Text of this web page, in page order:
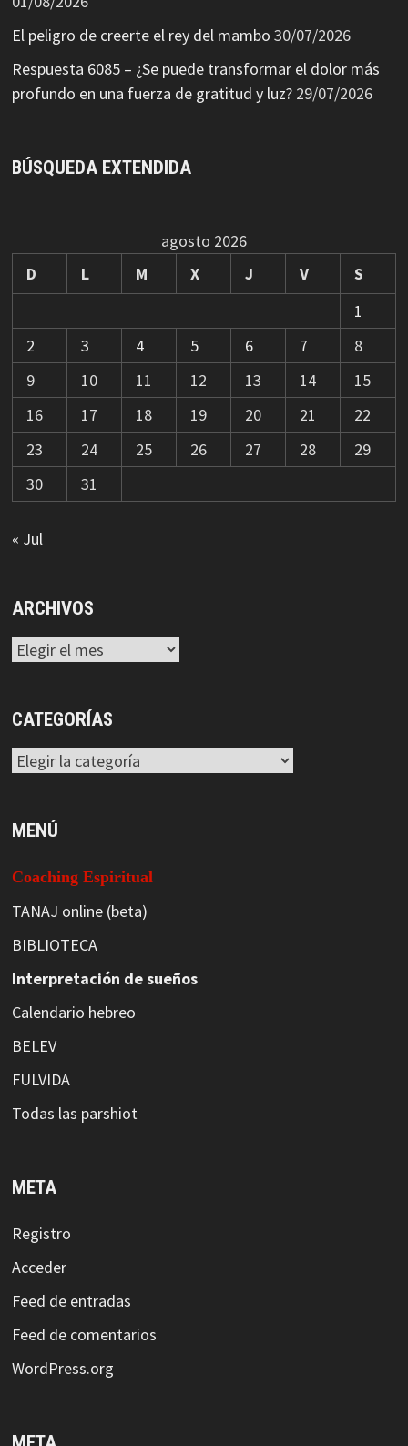
El peligro de creerte el rey del mambo 30/07/2026
Respuesta 6085 – ¿Se puede transformar el dolor más
profundo en una fuerza de gratitud y luz? 29/07/2026
BÚSQUEDA EXTENDIDA
agosto 2026
D
L M X J V
S
1
2
3 4 5 6 7
8
9
10 11 12 13 14
15
16
17 18 19 20 21
22
23
24 25 26 27 28
29
30
31
« Jul
ARCHIVOS
Archivos
CATEGORÍAS
Categorías
MENÚ
Coaching Espiritual
TANAJ online (beta)
BIBLIOTECA
Interpretación de sueños
Calendario hebreo
BELEV
FULVIDA
Todas las parshiot
META
Registro
Acceder
Feed de entradas
Feed de comentarios
WordPress.org